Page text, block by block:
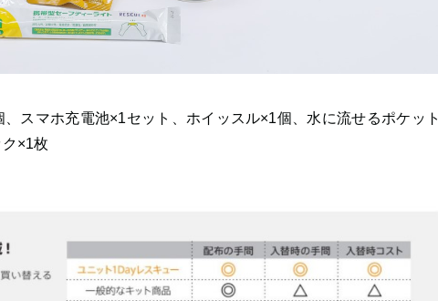
、スマホ充電池×1セット、ホイッスル×1個、水に流せるポケット
×1枚